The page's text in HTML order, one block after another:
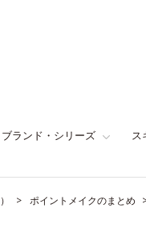
ブランド・シリーズ ス
ポイントメイクのまとめ